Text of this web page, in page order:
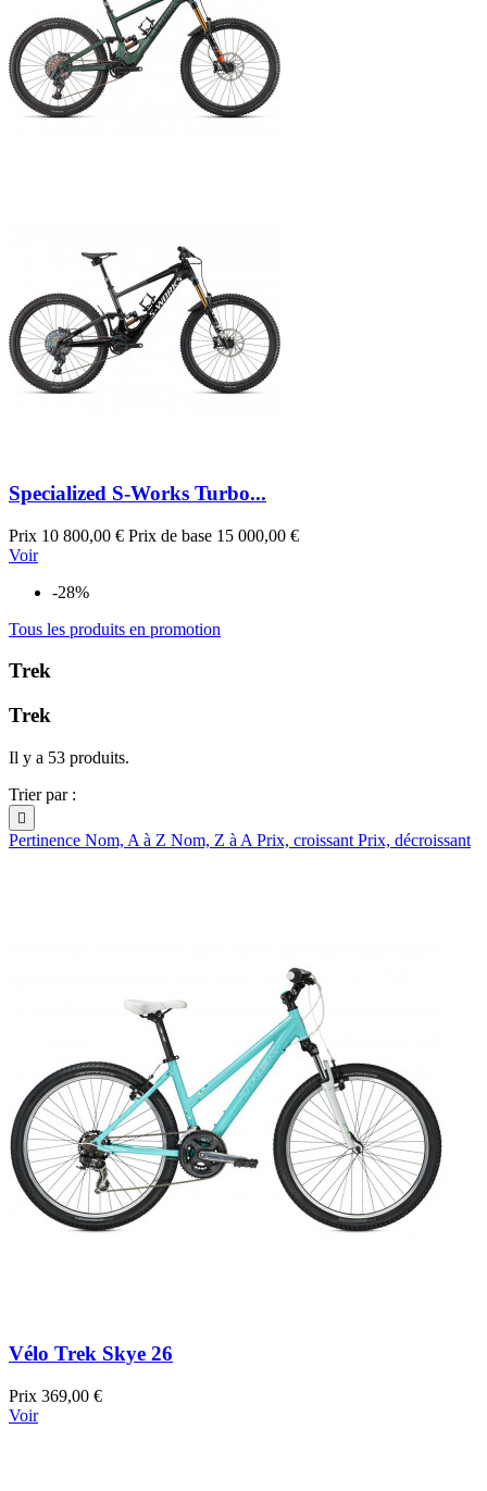
Specialized S-Works Turbo...
Prix 10 800,00 € Prix de base 15 000,00 €
Voir
-28%
Tous les produits en promotion
Trek
Trek
Il y a 53 produits.
Trier par :

Pertinence Nom, A à Z Nom, Z à A Prix, croissant Prix, décroissant
Vélo Trek Skye 26
Prix 369,00 €
Voir